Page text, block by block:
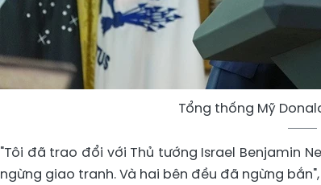
Tổng thống Mỹ
"Tôi đã trao đổi với Thủ tướng Israel Benjamin
ngừng giao tranh. Và hai bên đều đã ngừng